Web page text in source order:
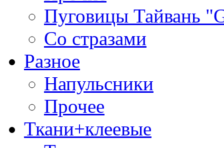
Пуговицы Тайвань
Со стразами
Разное
Напульсники
Прочее
Ткани+клеевые